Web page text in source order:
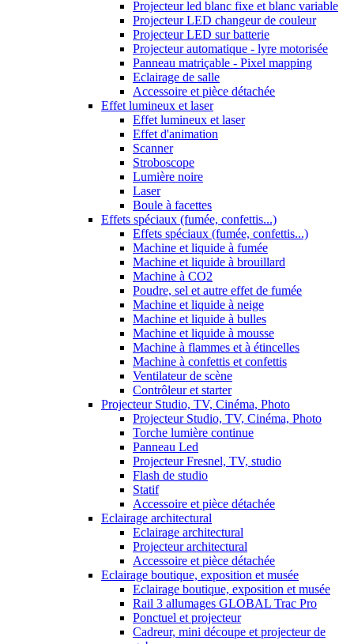
Projecteur led blanc fixe et blanc variable
Projecteur LED changeur de couleur
Projecteur LED sur batterie
Projecteur automatique - lyre motorisée
Panneau matriçable - Pixel mapping
Eclairage de salle
Accessoire et pièce détachée
Effet lumineux et laser
Effet lumineux et laser
Effet d'animation
Scanner
Stroboscope
Lumière noire
Laser
Boule à facettes
Effets spéciaux (fumée, confettis...)
Effets spéciaux (fumée, confettis...)
Machine et liquide à fumée
Machine et liquide à brouillard
Machine à CO2
Poudre, sel et autre effet de fumée
Machine et liquide à neige
Machine et liquide à bulles
Machine et liquide à mousse
Machine à flammes et à étincelles
Machine à confettis et confettis
Ventilateur de scène
Contrôleur et starter
Projecteur Studio, TV, Cinéma, Photo
Projecteur Studio, TV, Cinéma, Photo
Torche lumière continue
Panneau Led
Projecteur Fresnel, TV, studio
Flash de studio
Statif
Accessoire et pièce détachée
Eclairage architectural
Eclairage architectural
Projecteur architectural
Accessoire et pièce détachée
Eclairage boutique, exposition et musée
Eclairage boutique, exposition et musée
Rail 3 allumages GLOBAL Trac Pro
Ponctuel et projecteur
Cadreur, mini découpe et projecteur de